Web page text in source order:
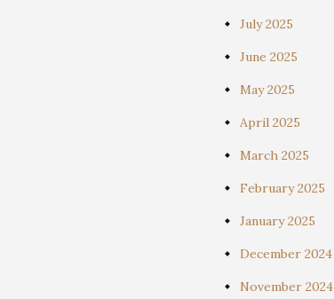
July 2025
June 2025
May 2025
April 2025
March 2025
February 2025
January 2025
December 2024
November 2024